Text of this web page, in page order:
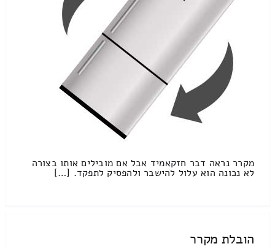
מקרר נראה דבר חזקאמיד אבל אם מובילים אותו בצורה
לא נכונה הוא עלול להישבר ולהפסיק לתפקד. […]
הובלת מקרר